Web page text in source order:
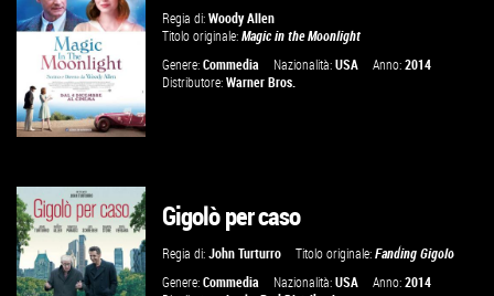
VAI ALLA SCHEDA
GUARDA IL TRAILER
VAI ALLA SCHEDA
Regia di:Woody Allen
Titolo originale:Magic in the Moonlight
Genere:Commedia Nazionalità:USA Anno:2014
Distributore:Warner Bros.
Gigolò per caso
Regia di:John Turturro Titolo originale:Fanding Gigolo
Genere:Commedia Nazionalità:USA Anno:2014